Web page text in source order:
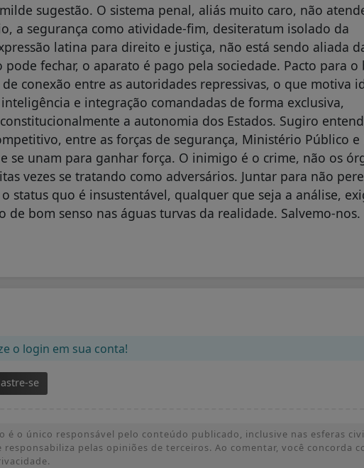
sugestão. O sistema penal, aliás muito caro, não
a segurança como atividade-fim, desiteratum isolado da
latina para direito e justiça, não está sendo aliada
pode fechar, o aparato é pago pela sociedade. Pacto para o
conexão entre as autoridades repressivas, o que motiva
e integração comandadas de forma exclusiva,
a autonomia dos Estados. Sugiro
entre as forças de segurança, Ministério Público e
se unam para ganhar força. O inimigo é o crime, não os
vezes se tratando como adversários. Juntar para não
status quo é insustentável, qualquer que seja a análise,
bom senso nas águas turvas da realidade. Salvemo-nos.
o login em sua conta!
se
é o único responsável pelo conteúdo publicado, inclusive nas esferas
responsabiliza pelas opiniões de terceiros. Ao comentar, você concorda